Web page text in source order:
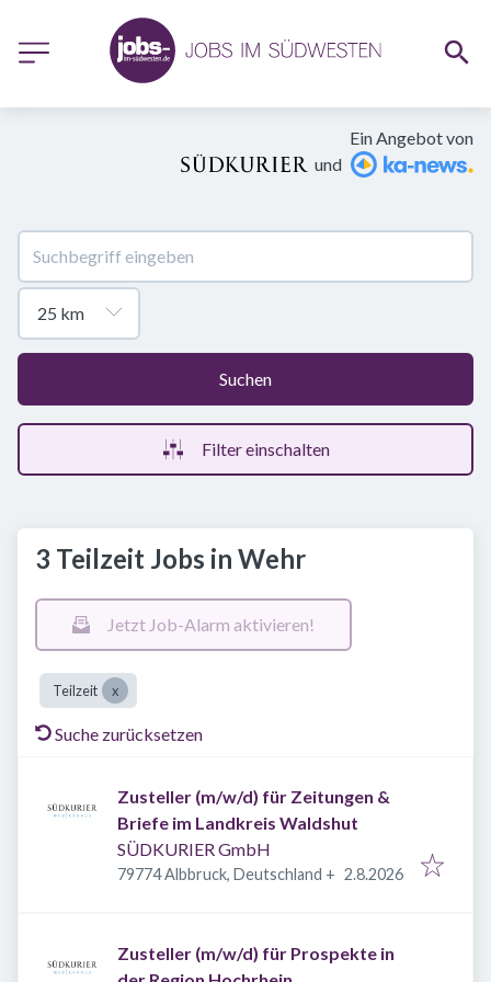
Ein Angebot von
und
Suchen
Filter einschalten
3 Teilzeit Jobs in Wehr
Jetzt Job-Alarm aktivieren!
Teilzeit
Suche zurücksetzen
Zusteller (m/w/d) für Zeitungen &
Briefe im Landkreis Waldshut
SÜDKURIER GmbH
79774 Albbruck, Deutschland + Veröffentlicht
2.8.2026
Zusteller (m/w/d) für Prospekte in